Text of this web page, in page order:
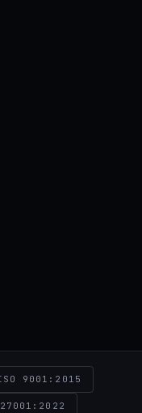
9001:2015